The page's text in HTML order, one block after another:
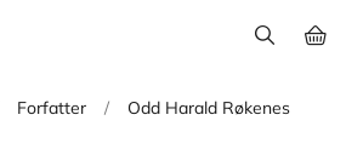
Forfatter / Odd Harald Røkenes